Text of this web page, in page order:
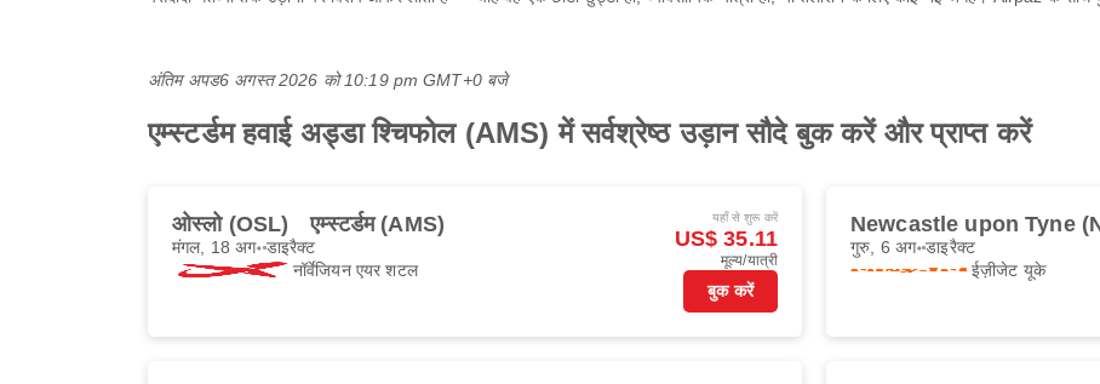
अंतिम अपड6 अगस्त 2026 को 10:19 pm GMT+0 बजे
एम्स्टर्डम हवाई अड्डा श्चिफोल (AMS) में सर्वश्रेष्ठ उड़ान सौदे बुक करें और प्राप्त करें
ओस्लो (OSL) एम्स्टर्डम (AMS)
मंगल, 18 अग॰ डाइरैक्ट
नॉर्वेजियन एयर शटल
यहाँ से शुरू करें
US$ 35.11
मूल्य/यात्री
बुक करें
Newcastle upon Tyne
गुरु, 6 अग॰डाइरैक्ट
ईज़ीजेट यूके